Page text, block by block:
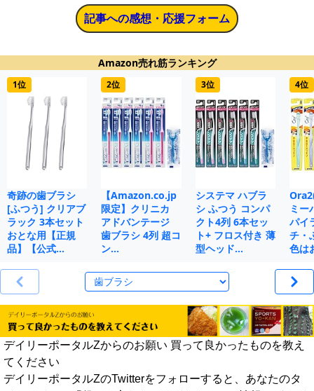
記事への感想・応援フォーム
Amazon売れ筋ランキング
1位
奇跡の歯ブラシ
[ふつう] クリアブ
ラック 3本セット
おとな用【正規
品】【公式…
2位
【Amazon.co.jp
限定】クリニカ
アドバンテージ
歯ブラシ 4列 超コ
ン…
3位
システマ ハブラ
シ ふつう コンパ
クト4列 6本セッ
ト+ フロス付き 薄
型ヘッド…
4位
ミー
パイ
チ・
色は
デイリーポータルZからのお願い 買って良かったものを教え
てください
デイリーポータルZのTwitterをフォローすると、あなたのタ